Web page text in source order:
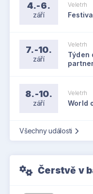
4.-6.
září
Veletrh
7.-10.
září
Veletrh
Týden
8.-10.
září
Veletrh
World
Všechny události
Čerstvě v